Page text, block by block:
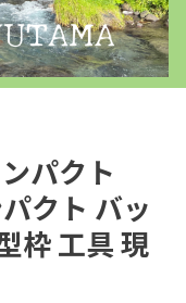
パクト
クト バッ
枠 工具 現